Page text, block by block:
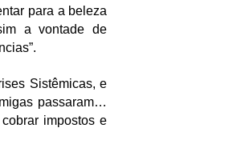
para a beleza
a vontade de
Sistêmicas, e
passaram…
impostos e